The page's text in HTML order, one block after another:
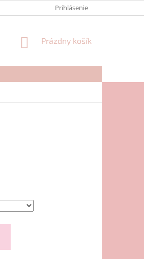
Prihlásenie
NÁKUPNÝ
Prázdny košík